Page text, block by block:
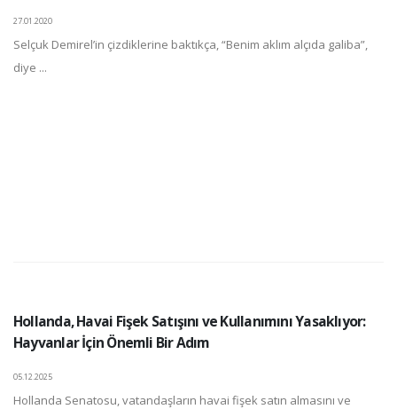
27.01.2020
Selçuk Demirel’in çizdiklerine baktıkça, “Benim aklım alçıda galiba”,
diye ...
Hollanda, Havai Fişek Satışını ve Kullanımını Yasaklıyor:
Hayvanlar İçin Önemli Bir Adım
05.12.2025
Hollanda Senatosu, vatandaşların havai fişek satın almasını ve